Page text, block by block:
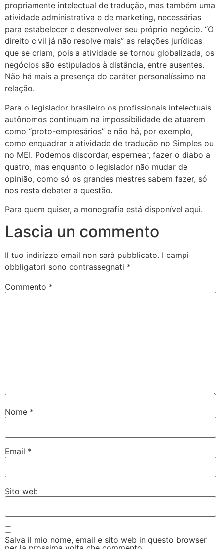
propriamente intelectual de tradução, mas também uma
atividade administrativa e de marketing, necessárias
para estabelecer e desenvolver seu próprio negócio. “O
direito civil já não resolve mais” as relações jurídicas
que se criam, pois a atividade se tornou globalizada, os
negócios são estipulados à distância, entre ausentes.
Não há mais a presença do caráter personalíssimo na
relação.
Para o legislador brasileiro os profissionais intelectuais
autônomos continuam na impossibilidade de atuarem
como “proto-empresários” e não há, por exemplo,
como enquadrar a atividade de tradução no Simples ou
no MEI. Podemos discordar, espernear, fazer o diabo a
quatro, mas enquanto o legislador não mudar de
opinião, como só os grandes mestres sabem fazer, só
nos resta debater a questão.
Para quem quiser, a monografia está disponível aqui.
Lascia un commento
Il tuo indirizzo email non sarà pubblicato. I campi
obbligatori sono contrassegnati *
Commento *
Nome *
Email *
Sito web
Salva il mio nome, email e sito web in questo browser